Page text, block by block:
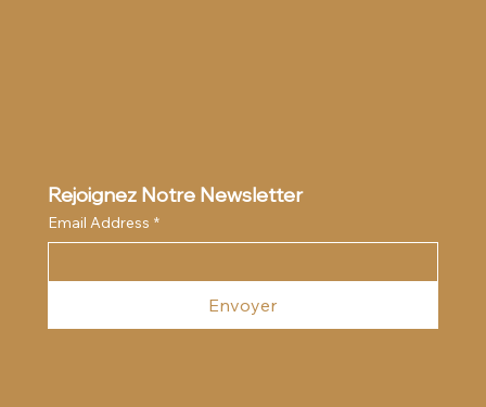
Rejoignez Notre Newsletter
Email Address *
Envoyer